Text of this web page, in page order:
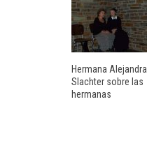
Hermana Alejandra
Slachter sobre las
hermanas